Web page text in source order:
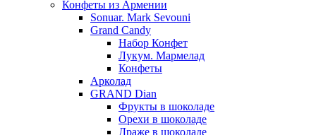
Конфеты из Армении
Sonuar. Mark Sevouni
Grand Candy
Набор Конфет
Лукум. Мармелад
Конфеты
Арколад
GRAND Dian
Фрукты в шоколаде
Орехи в шоколаде
Драже в шоколаде